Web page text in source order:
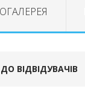
ДО ВІДВІДУВАЧІВ